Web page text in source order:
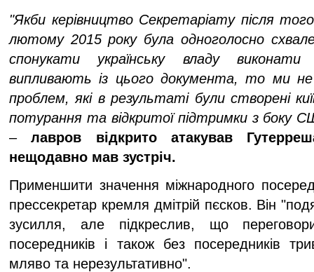
"Якби керівництво Секретаріату після
лютому 2015 року була одноголосно
спонукати українську владу виконати
випливають із цього документа, то ми
проблем, які в результаті були створені
потурання та відкритої підтримки з боку
–лавров відкрито атакував
нещодавно мав зустріч.
Применшити значення міжнародного
прессекретар кремля дмітрій пєсков. Він
зусилля, але підкреслив, що
посередників і також без посередників
мляво та нерезультативно".